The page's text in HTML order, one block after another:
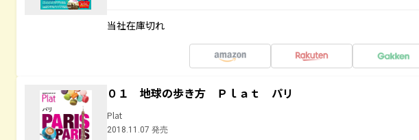
当社在庫切れ
０１ 地球の歩き方 Ｐｌａｔ パリ
Plat
2018.11.07 発売